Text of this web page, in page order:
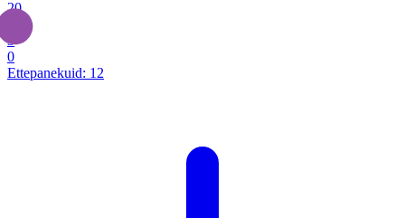
20
3
0
Ettepanekuid: 12